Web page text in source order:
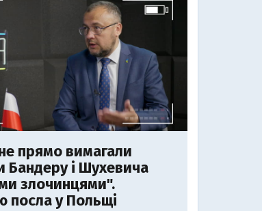
прямо вимагали
Бандеру і Шухевича
злочинцями".
посла у Польщі